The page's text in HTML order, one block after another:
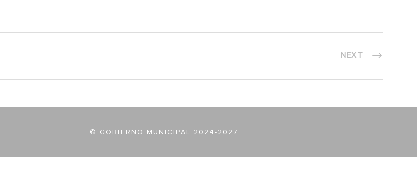
NEXT
© GOBIERNO MUNICIPAL 2024-2027